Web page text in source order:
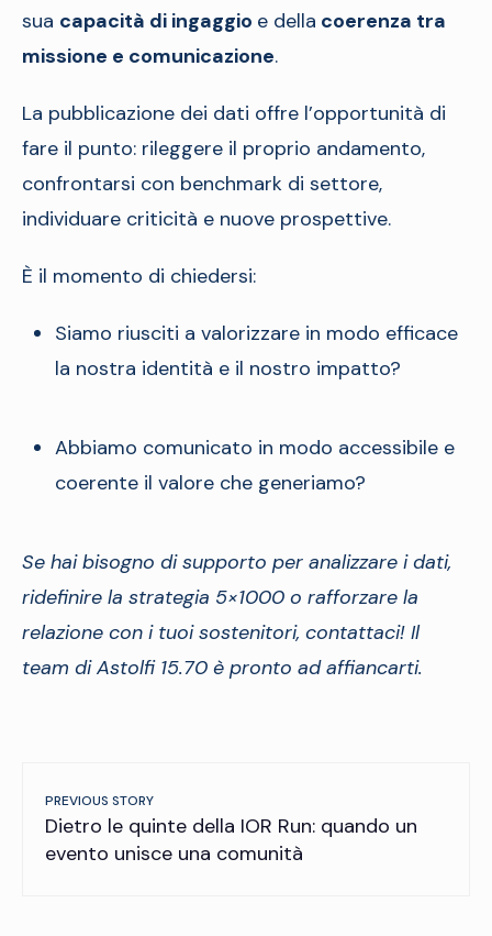
sua capacità di ingaggio e della coerenza tra
missione e comunicazione.
La pubblicazione dei dati offre l’opportunità di
fare il punto: rileggere il proprio andamento,
confrontarsi con benchmark di settore,
individuare criticità e nuove prospettive.
È il momento di chiedersi:
Siamo riusciti a valorizzare in modo efficace
la nostra identità e il nostro impatto?
Abbiamo comunicato in modo accessibile e
coerente il valore che generiamo?
Se hai bisogno di supporto per analizzare i dati,
ridefinire la strategia 5×1000 o rafforzare la
relazione con i tuoi sostenitori, contattaci! Il
team di Astolfi 15.70 è pronto ad affiancarti.
PREVIOUS STORY
Dietro le quinte della IOR Run: quando un
evento unisce una comunità